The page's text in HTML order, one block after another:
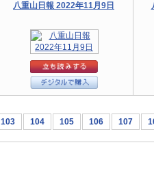
八重山日報 2022年11月9日
103 104 105 106 107